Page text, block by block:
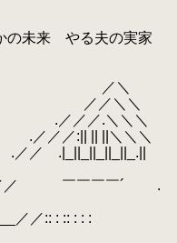
夫の実家
＼
＼＼
||＼＼＼
￣￣´ .
／／:: : :: : : :